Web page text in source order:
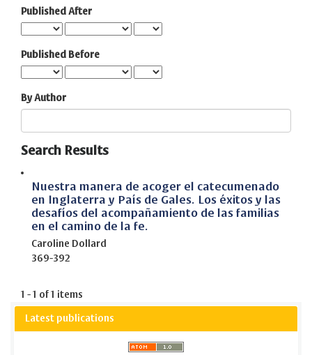
Published After
Published Before
By Author
Search Results
Nuestra manera de acoger el catecumenado
en Inglaterra y País de Gales. Los éxitos y las
desafíos del acompañamiento de las familias
en el camino de la fe.
Caroline Dollard
369-392
1 - 1 of 1 items
Latest publications